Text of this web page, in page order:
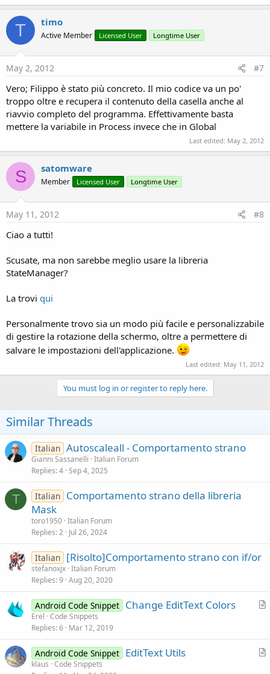
T timo
Active Member Licensed User Longtime User
May 2, 2012 #7
Vero; Filippo è stato più concreto. Il mio codice va un po'
troppo oltre e recupera il contenuto della casella anche al
riavvio completo del programma. Effettivamente basta
mettere la variabile in Process invece che in Global
Last edited: May 2, 2012
S satomware
Member Licensed User Longtime User
May 11, 2012 #8
Ciao a tutti!
Scusate, ma non sarebbe meglio usare la libreria
StateManager?
La trovi qui
Personalmente trovo sia un modo più facile e personalizzabile
di gestire la rotazione della schermo, oltre a permettere di
salvare le impostazioni dell'applicazione.
Last edited: May 11, 2012
You must log in or register to reply here.
Similar Threads
Italian Autoscaleall - Comportamento strano
Gianni Sassanelli Italian Forum
Replies 4 Sep 4, 2025
T Italian Comportamento strano della libreria
Mask
toro1950 Italian Forum
Replies 2 Jul 26, 2024
Italian [Risolto]Comportamento strano con if/or
stefanoxjx Italian Forum
Replies 9 Aug 20, 2020
A
c
Android Code Snippet Change EditText Colors
Erel Code Snippets
Replies 6 Mar 12, 2019
A
Android Code Snippet EditText Utils
klaus Code Snippets